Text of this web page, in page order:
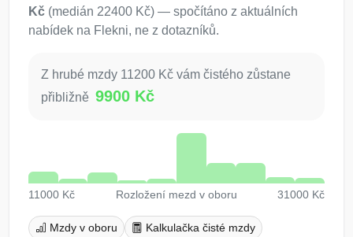
Kč (medián 22400 Kč) — spočítáno z aktuálních
nabídek na Flekni, ne z dotazníků.
Z hrubé mzdy 11200 Kč vám čistého zůstane
přibližně 9900 Kč
11000 Kč Rozložení mezd v oboru 31000 Kč
Mzdy v oboru Kalkulačka čisté mzdy